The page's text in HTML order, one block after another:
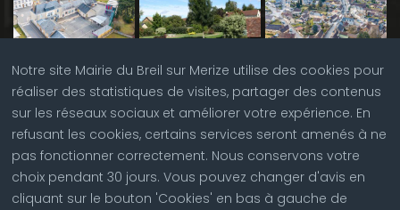
Notre site Mairie du Breil sur Merize utilise des cookies pour
réaliser des statistiques de visites, partager des contenus
sur les réseaux sociaux et améliorer votre expérience. En
refusant les cookies, certains services seront amenés à ne
pas fonctionner correctement. Nous conservons votre
choix pendant 30 jours. Vous pouvez changer d'avis en
cliquant sur le bouton 'Cookies' en bas à gauche de